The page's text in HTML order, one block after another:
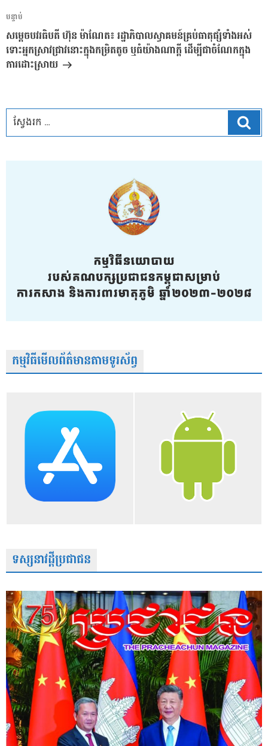
អត្ថបទ
បន្ទាប់
បន្ទាប់
សម្ដេចបវរធិបតី ហ៊ុន ម៉ាណែត៖ រដ្ឋាភិបាលស្វាគមន៍គ្រប់ធាតុផ្សំទាំងអស់
ទោះអ្នកស្រាវជ្រាវនោះក្នុងកម្រិតតូច ឬធំយ៉ាងណាក្ដី ដើម្បីជាចំណែកក្នុង
ការដោះស្រាយ
កម្មវិធីមើលព័ត៌មានតាមទូរស័ព្វ
ទស្សនាវដ្តីប្រជាជន